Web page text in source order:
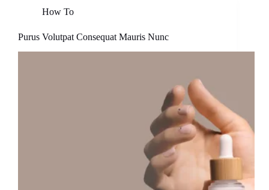
How To
Purus Volutpat Consequat Mauris Nunc